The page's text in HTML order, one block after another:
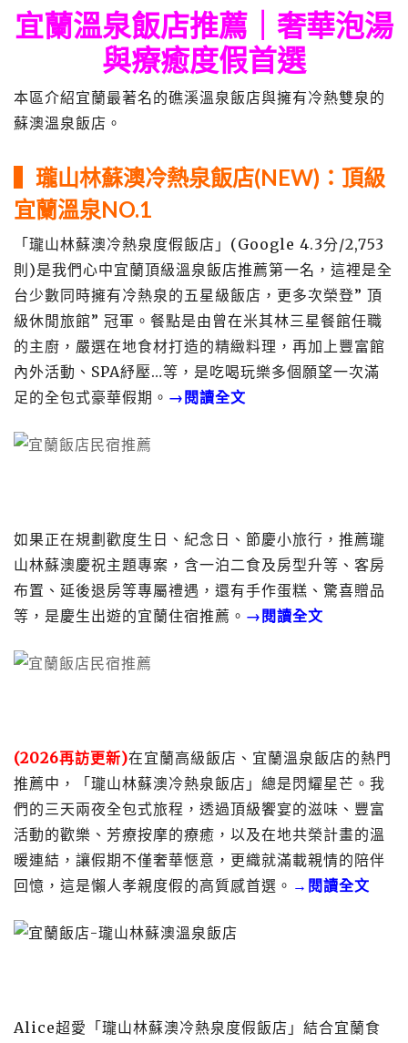
宜蘭溫泉飯店推薦｜奢華泡湯
與療癒度假首選
本區介紹宜蘭最著名的礁溪溫泉飯店與擁有冷熱雙泉的
蘇澳溫泉飯店。
▍瓏山林蘇澳冷熱泉飯店(NEW)： 頂級
宜蘭溫泉NO.1
「瓏山林蘇澳冷熱泉度假飯店」(Google 4.3分/2,753
則)是我們心中宜蘭頂級溫泉飯店推薦第一名，這裡是全
台少數同時擁有冷熱泉的五星級飯店，更多次榮登” 頂
級休閒旅館” 冠軍。餐點是由曾在米其林三星餐館任職
的主廚，嚴選在地食材打造的精緻料理，再加上豐富館
內外活動、SPA紓壓…等，是吃喝玩樂多個願望一次滿
足的全包式豪華假期。 →閱讀全文
如果正在規劃歡度生日、紀念日、節慶小旅行，推薦瓏
山林蘇澳慶祝主題專案，含一泊二食及房型升等、客房
布置、延後退房等專屬禮遇，還有手作蛋糕、驚喜贈品
等，是慶生出遊的宜蘭住宿推薦。 →閱讀全文
(2026再訪更新)在宜蘭高級飯店、宜蘭溫泉飯店的熱門
推薦中，「瓏山林蘇澳冷熱泉飯店」總是閃耀星芒。我
們的三天兩夜全包式旅程，透過頂級饗宴的滋味、豐富
活動的歡樂、芳療按摩的療癒，以及在地共榮計畫的溫
暖連結，讓假期不僅奢華愜意，更織就滿載親情的陪伴
回憶，這是懶人孝親度假的高質感首選。 →閱讀全文
Alice超愛「瓏山林蘇澳冷熱泉度假飯店」結合宜蘭食